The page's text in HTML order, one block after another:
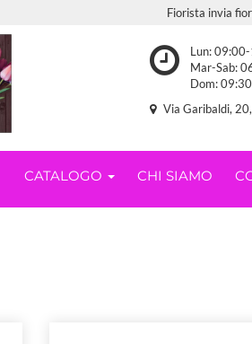
Fiorista invia
Lun:
Mar-Sab:
Dom:
Via Garibaldi,
CATALOGO CHI SIAMO